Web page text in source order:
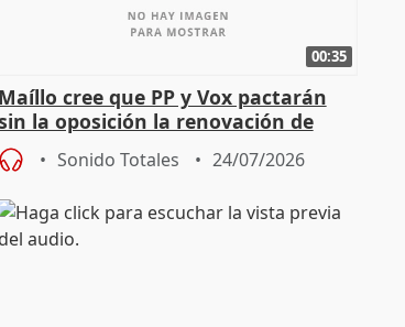
00:35
Maíllo cree que PP y Vox pactarán
la oposición la renovación de
órganos como el Defensor
Sonido Totales 24/07/2026